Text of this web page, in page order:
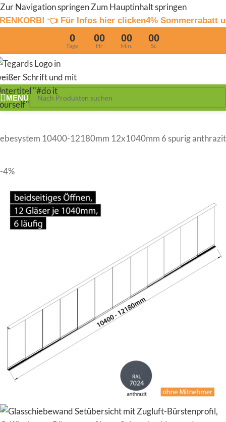
Zur Navigation springenZum Hauptinhalt springen
Für Infos hier clicken4% Sommerrabatt und 2%
0
Tage
00
Hr
00
Min.
00
Sc
MENÜ
10400-12180mm 12x1040mm 6 spurig anthrazit
-4%